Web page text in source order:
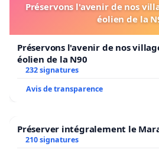
Préservons l'avenir de nos
éolien de la
Préservons l'avenir de nos
éolien de la N90
232 signatures
Avis de transparence
Préserver intégralement le
210 signatures